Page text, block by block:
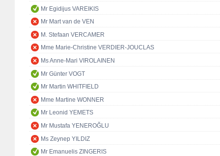
Mr Egidijus VAREIKIS
Mr Mart van de VEN
M. Stefaan VERCAMER
Mme Marie-Christine VERDIER-JOUCLAS
Ms Anne-Mari VIROLAINEN
Mr Günter VOGT
Mr Martin WHITFIELD
Mme Martine WONNER
Mr Leonid YEMETS
Mr Mustafa YENEROĞLU
Ms Zeynep YILDIZ
Mr Emanuelis ZINGERIS